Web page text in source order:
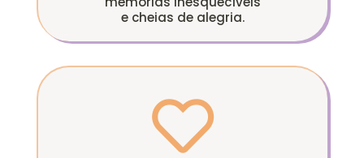
e cheias de alegria.
